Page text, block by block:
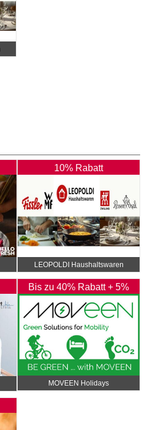
10% Rabatt
LEOPOLDI Haushaltswaren
Bis zu 40% Rabatt + 5%
Rabatt Extra
MOVEEN Holidays